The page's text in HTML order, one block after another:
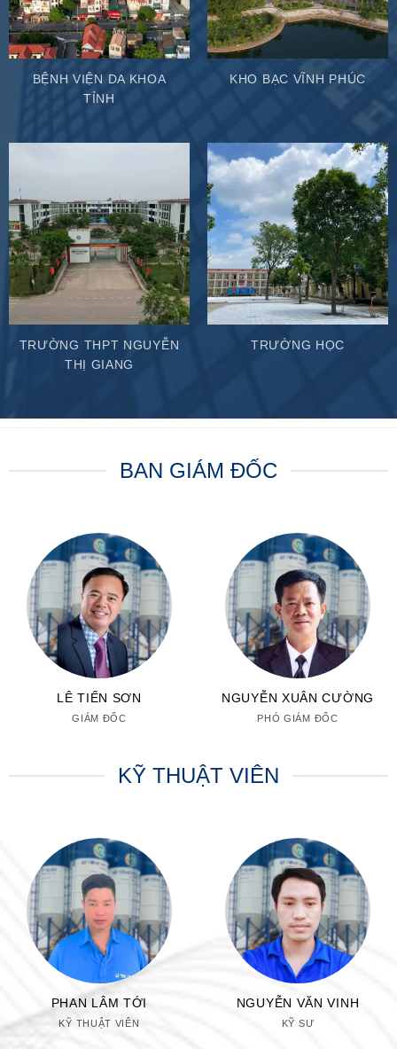
BỆNH VIỆN DA KHOA
TỈNH
KHO BẠC VĨNH PHÚC
TRƯỜNG THPT NGUYỄN
THỊ GIANG
TRƯỜNG HỌC
BAN GIÁM ĐỐC
LÊ TIẾN SƠN
GIÁM ĐỐC
NGUYỄN XUÂN CƯỜNG
PHÓ GIÁM ĐỐC
KỸ THUẬT VIÊN
PHAN LÂM TỚI
KỸ THUẬT VIÊN
NGUYỄN VĂN VINH
KỸ SƯ